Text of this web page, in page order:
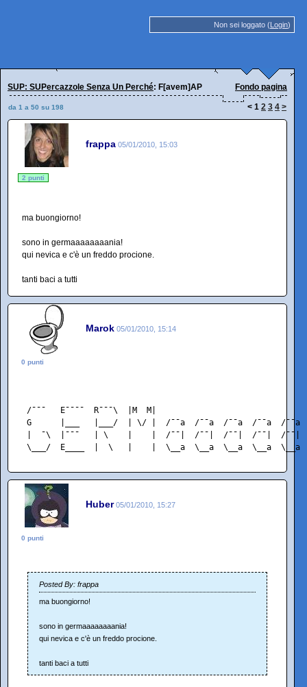
Non sei loggato (Login)
SUP: SUPercazzole Senza Un Perché: F[avem]AP Fondo pagina
da 1 a 50 su 198 < 1 2 3 4 >
frappa 05/01/2010, 15:03
2 punti
ma buongiorno!
sono in germaaaaaaaania!
qui nevica e c'è un freddo procione.
tanti baci a tutti
Marok 05/01/2010, 15:14
0 punti
/¯¯¯   E¯¯¯¯  R¯¯¯\  |M  M|
G      |___   |___/  | \/ |  /¯¯a  /¯¯a  /¯¯a  /¯¯a
|  ¯\  |¯¯¯   | \    |    |  /¯¯|  /¯¯|  /¯¯|  /¯¯|  /¯¯|
\___/  E____  |  \   |    |  \__a  \__a  \__a  \__a
Huber 05/01/2010, 15:27
0 punti
Posted By: frappa
ma buongiorno!
sono in germaaaaaaaania!
qui nevica e c'è un freddo procione.
tanti baci a tutti